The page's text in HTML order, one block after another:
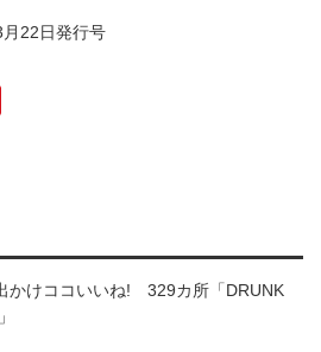
22日発行号
かけココいいね! 329カ所「DRUNK